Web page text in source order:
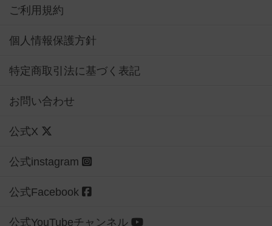
ご利用規約
個人情報保護方針
特定商取引法に基づく表記
お問い合わせ
公式X
公式instagram
公式Facebook
公式YouTubeチャンネル